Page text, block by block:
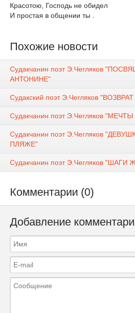
Красотою, Господь не обидел
И простая в общении ты .
Похожие новости
Судакчанин поэт Э.Чегляков
АНТОНИНЕ"
Судакский поэт Э.Чегляков
Судакчанин поэт Э.Чегляков
Судакчанин поэт Э.Чегляков
ПЛЯЖЕ"
Судакчанин поэт Э.Чегляков "ШАГИ
Комментарии (0)
Добавление